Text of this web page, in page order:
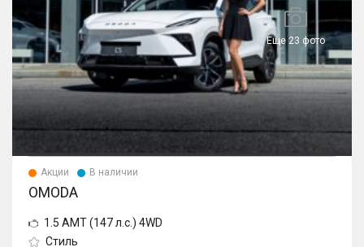
Еще 23 фото
Акции В наличии
OMODA
1.5 AMT (147 л.с.) 4WD
Стиль